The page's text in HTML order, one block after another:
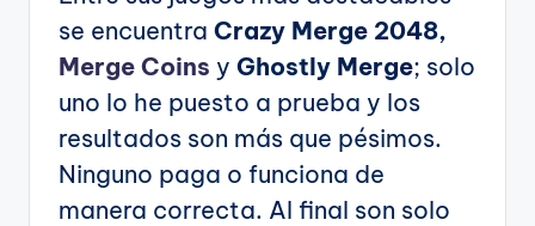
se encuentra Crazy Merge 2048,
Merge Coins y Ghostly Merge; solo
uno lo he puesto a prueba y los
resultados son más que pésimos.
Ninguno paga o funciona de
manera correcta. Al final son solo